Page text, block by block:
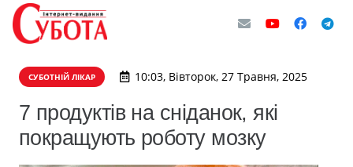
СУБОТНІЙ ЛІКАР 10:03, Вівторок, 27 Травня, 2025
7 продуктів на сніданок, які
покращують роботу мозку